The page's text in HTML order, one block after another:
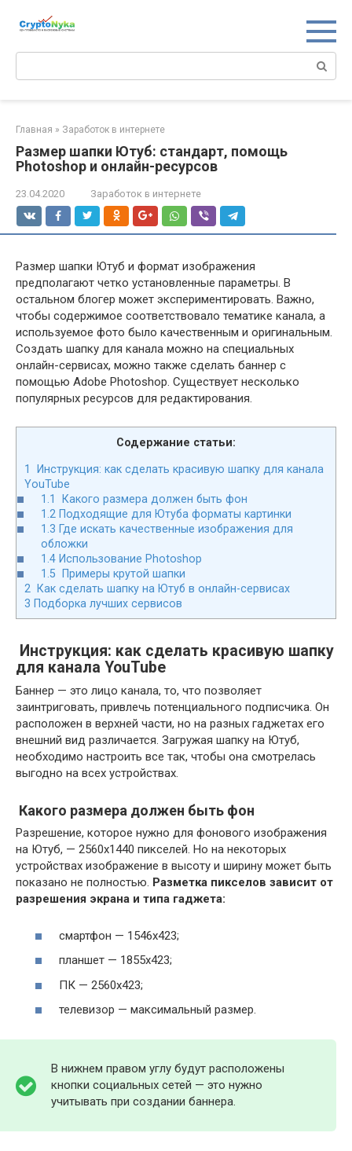
Главная » Заработок в интернете
Размер шапки Ютуб: стандарт, помощь
Photoshop и онлайн-ресурсов
23.04.2020 Заработок в интернете
Размер шапки Ютуб и формат изображения
предполагают четко установленные параметры. В
остальном блогер может экспериментировать. Важно,
чтобы содержимое соответствовало тематике канала, а
используемое фото было качественным и оригинальным.
Создать шапку для канала можно на специальных
онлайн-сервисах, можно также сделать баннер с
помощью Adobe Photoshop. Существует несколько
популярных ресурсов для редактирования.
Содержание статьи:
1
Инструкция: как сделать красивую шапку для канала
YouTube
1.1
Какого размера должен быть фон
1.2 Подходящие для Ютуба форматы картинки
1.3 Где искать качественные изображения для
обложки
1.4 Использование Photoshop
1.5 Примеры крутой шапки
2 Как сделать шапку на Ютуб в онлайн-сервисах
3 Подборка лучших сервисов
Инструкция: как сделать красивую шапку
для канала YouTube
Баннер — это лицо канала, то, что позволяет
заинтриговать, привлечь потенциального подписчика. Он
расположен в верхней части, но на разных гаджетах его
внешний вид различается. Загружая шапку на Ютуб,
необходимо настроить все так, чтобы она смотрелась
выгодно на всех устройствах.
Какого размера должен быть фон
Разрешение, которое нужно для фонового изображения
на Ютуб, — 2560х1440 пикселей. Но на некоторых
устройствах изображение в высоту и ширину может быть
показано не полностью. Разметка пикселов зависит от
разрешения экрана и типа гаджета:
смартфон — 1546х423;
планшет — 1855х423;
ПК — 2560х423;
телевизор — максимальный размер.
В нижнем правом углу будут расположены
кнопки социальных сетей — это нужно
учитывать при создании баннера.